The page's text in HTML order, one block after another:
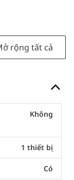
rộng tất cả
Không
1 thiết bị
Có